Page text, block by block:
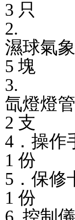
3 只
2.
濕球氣
5 塊
3.
氙燈燈管
2 支
4．操作
1 份
5．保修
1 份